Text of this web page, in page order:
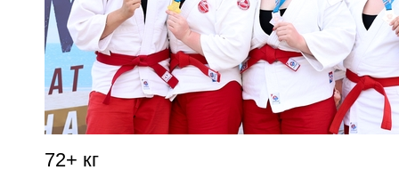
72+ кг